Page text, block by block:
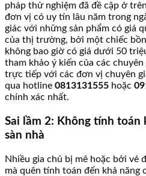
pháp thử nghiệm đã đề cập ở
đơn vị có uy tín lâu năm trong
giác với những sản phẩm có giá
của thị trường, bởi một chiếc
không bao giờ có giá dưới 50
tham khảo ý kiến của các
trực tiếp với các đơn vị chuyên
qua hotline 0813131555 hoặc
chính xác nhất.
Sai lầm 2: Không tính toán
sàn nhà
Nhiều gia chủ bị mê hoặc bởi vẻ
mà quên tính toán đến khả năng